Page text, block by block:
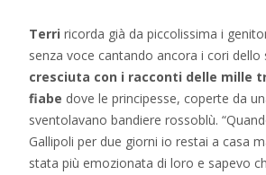
Terri ricorda già da piccolissima i
senza voce cantando ancora i cori dello
cresciuta con i racconti delle mille
fiabe dove le principesse, coperte da
sventolavano bandiere rossoblù.
Gallipoli per due giorni io restai a casa
stata più emozionata di loro e sapevo